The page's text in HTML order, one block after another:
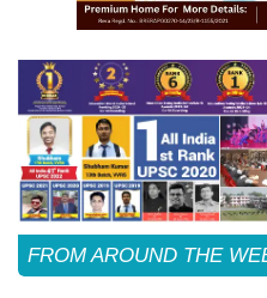
FROM AROUND THE